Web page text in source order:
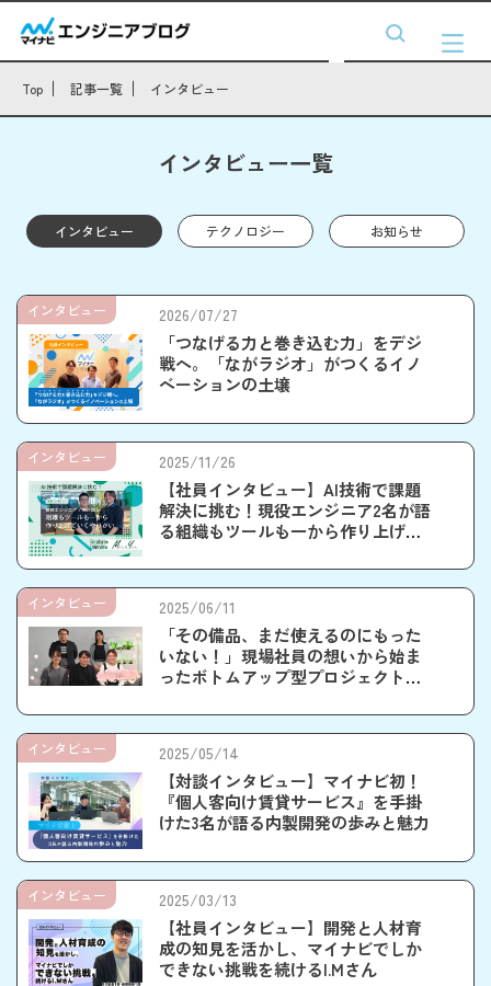
Top 記事一覧 インタビュー
インタビュー一覧
インタビュー テクノロジー お知らせ
2026/07/27
「つなげる力と巻き込む力」をデジ
戦へ。「ながラジオ」がつくるイノ
ベーションの土壌
インタビュー
2025/11/26
【社員インタビュー】AI技術で課題
解決に挑む！現役エンジニア2名が語
る組織もツールも一から作り上げて
インタビュー
2025/06/11
「その備品、まだ使えるのにもった
いない！」現場社員の想いから始ま
ったボトムアップ型プロジェクト！
誕生秘話
インタビュー
2025/05/14
【対談インタビュー】マイナビ初！
『個人客向け賃貸サービス』を手掛
けた3名が語る内製開発の歩みと魅力
インタビュー
2025/03/13
【社員インタビュー】開発と人材育
成の知見を活かし、マイナビでしか
できない挑戦を続けるI.Mさん
インタビュー